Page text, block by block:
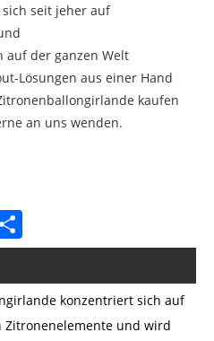
seit jeher auf
auf der ganzen Welt
Lösungen aus einer Hand
kaufen
an uns wenden.
konzentriert sich auf
und wird